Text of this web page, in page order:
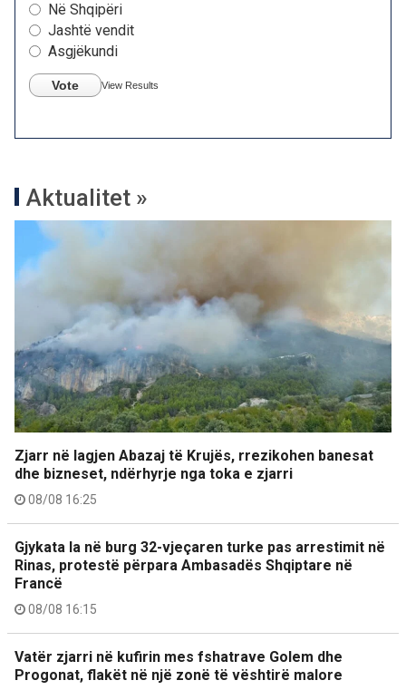
Në Shqipëri
Jashtë vendit
Asgjëkundi
Vote View Results
Aktualitet »
Zjarr në lagjen Abazaj të Krujës, rrezikohen banesat
dhe bizneset, ndërhyrje nga toka e zjarri
08/08 16:25
Gjykata la në burg 32-vjeçaren turke pas arrestimit në
Rinas, protestë përpara Ambasadës Shqiptare në
Francë
08/08 16:15
Vatër zjarri në kufirin mes fshatrave Golem dhe
Progonat, flakët në një zonë të vështirë malore